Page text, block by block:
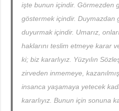
işte bunun içindir. Görmezden
göstermek içindir. Duymazdan
duyurmak içindir. Umarız,
haklarını teslim etmeye karar
ki; biz kararlıyız. Yüzyılın
zirveden inmemeye,
insanca yaşamaya yetecek
kararlıyız. Bunun için sonuna